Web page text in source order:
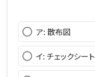
ア: 散布図
イ: チェックシート